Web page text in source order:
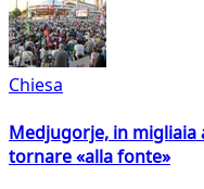
Chiesa
Medjugorje, in migliaia
tornare «alla fonte»